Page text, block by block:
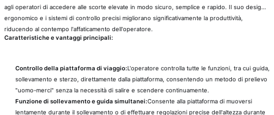
agli operatori di accedere alle scorte elevate in modo sicuro, semplice e rapido. Il suo design
ergonomico e i sistemi di controllo precisi migliorano significativamente la produttività,
riducendo al contempo l'affaticamento dell'operatore.
Caratteristiche e vantaggi principali:
Controllo della piattaforma di viaggio:L'operatore controlla tutte le funzioni, tra cui guida,
sollevamento e sterzo, direttamente dalla piattaforma, consentendo un metodo di prelievo
"uomo-merci" senza la necessità di salire e scendere continuamente.
Funzione di sollevamento e guida simultanei:Consente alla piattaforma di muoversi
lentamente durante il sollevamento o di effettuare regolazioni precise dell'altezza durante